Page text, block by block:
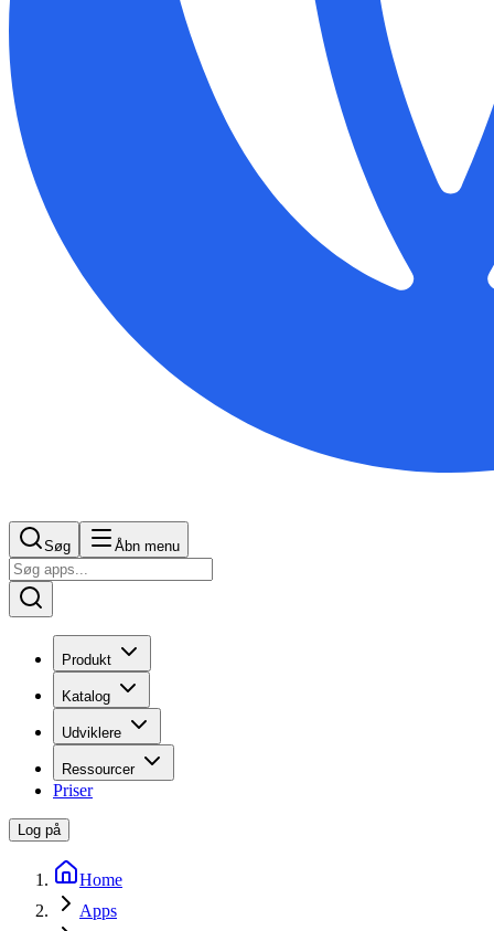
Søg Åbn menu
Produkt
Katalog
Udviklere
Ressourcer
Priser
Log på
Home
Apps